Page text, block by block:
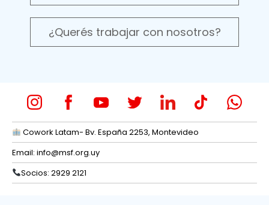
¿Querés trabajar con nosotros?
Cowork Latam- Bv. España 2253, Montevideo
Email: info@msf.org.uy
Socios: 2929 2121